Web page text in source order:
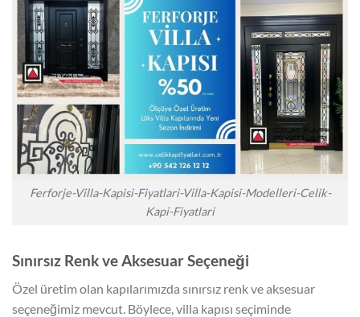
Ferforje-Villa-Kapisi-Fiyatlari-Villa-Kapisi-Modelleri-Celik-
Kapi-Fiyatlari
Sınırsız Renk ve Aksesuar Seçeneği
Özel üretim olan kapılarımızda sınırsız renk ve aksesuar
seçeneğimiz mevcut. Böylece, villa kapısı seçiminde